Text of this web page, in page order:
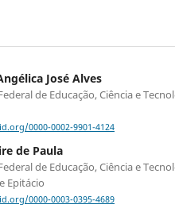
José Alves
de Educação, Ciência e
0000-0002-9901-4124
de Paula
de Educação, Ciência e
Epitácio
0000-0003-0395-4689